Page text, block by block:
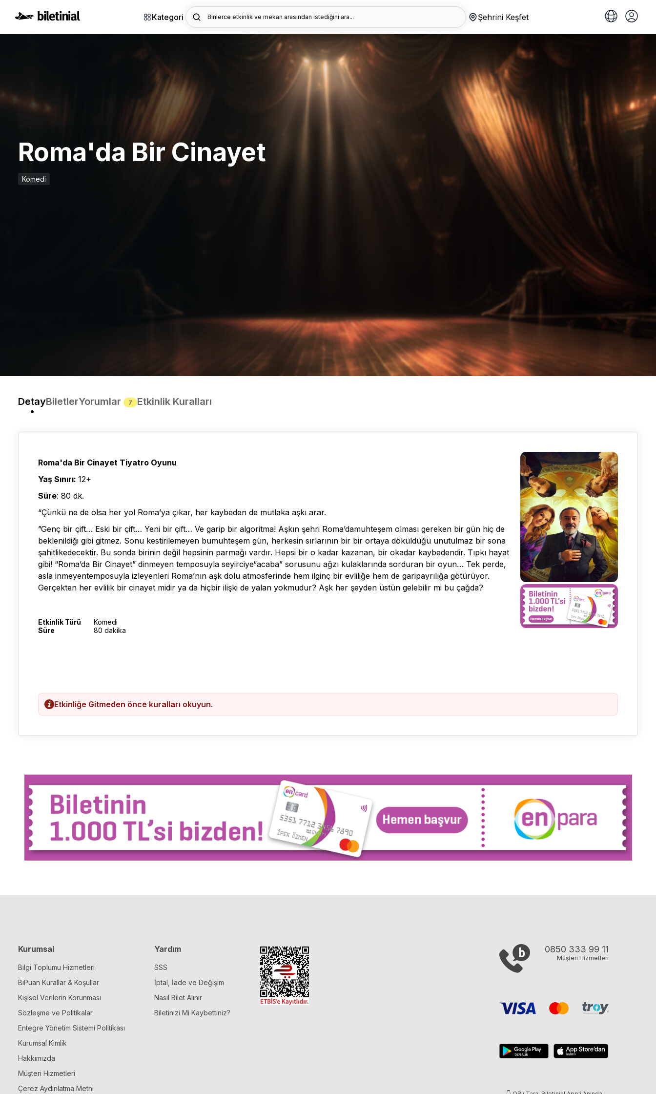
Kategori Binlerce etkinlik ve mekan arasından istediğini ara... Şehrini Keşfet
Roma'da Bir Cinayet
Komedi
DetayBiletlerYorumlar 7 Etkinlik Kuralları
Roma'da Bir Cinayet Tiyatro Oyunu
Yaş Sınırı: 12+
Süre: 80 dk.
“Çünkü ne de olsa her yol Roma’ya çıkar, her kaybeden de mutlaka aşkı arar.
”Genç bir çift… Eski bir çift… Yeni bir çift… Ve garip bir algoritma! Aşkın şehri Roma’damuhteşem olması gereken bir gün hiç de
beklenildiği gibi gitmez. Sonu kestirilemeyen bumuhteşem gün, herkesin sırlarının bir bir ortaya döküldüğü unutulmaz bir sona
şahitlikedecektir. Bu sonda birinin değil hepsinin parmağı vardır. Hepsi bir o kadar kazanan, bir okadar kaybedendir. Tıpkı hayat
gibi! “Roma’da Bir Cinayet” dinmeyen temposuyla seyirciye“acaba” sorusunu ağzı kulaklarında sorduran bir oyun… Tek perde,
asla inmeyentemposuyla izleyenleri Roma’nın aşk dolu atmosferinde hem ilginç bir evliliğe hem de garipayrılığa götürüyor.
Gerçekten her evlilik bir cinayet midir ya da hiçbir ilişki de yalan yokmudur? Aşk her şeyden üstün gelebilir mi bu çağda?
Etkinlik Türü
Komedi
Süre
80 dakika
Etkinliğe Gitmeden önce kuralları okuyun.
Kurumsal
Bilgi Toplumu Hizmetleri
BiPuan Kurallar & Koşullar
Kişisel Verilerin Korunması
Sözleşme ve Politikalar
Entegre Yönetim Sistemi Politikası
Kurumsal Kimlik
Hakkımızda
Müşteri Hizmetleri
Çerez Aydınlatma Metni
Yardım
SSS
İptal, İade ve Değişim
Nasıl Bilet Alınır
Biletinizi Mi Kaybettiniz?
0850 333 99 11
Müşteri Hizmetleri